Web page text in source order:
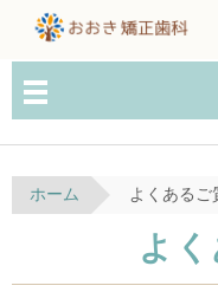
ホーム よくあるご
よ